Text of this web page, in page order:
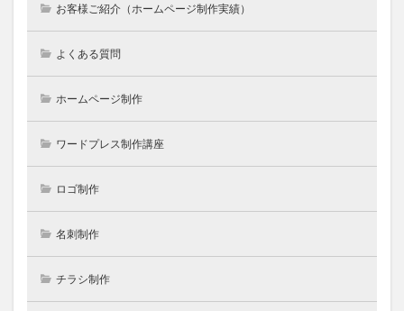
お客様ご紹介（ホームページ制作実績）
よくある質問
ホームページ制作
ワードプレス制作講座
ロゴ制作
名刺制作
チラシ制作